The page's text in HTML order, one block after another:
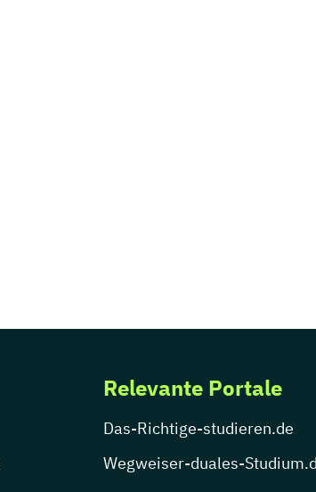
Relevante Portale
Das-Richtige-studieren.de
Wegweiser-duales-